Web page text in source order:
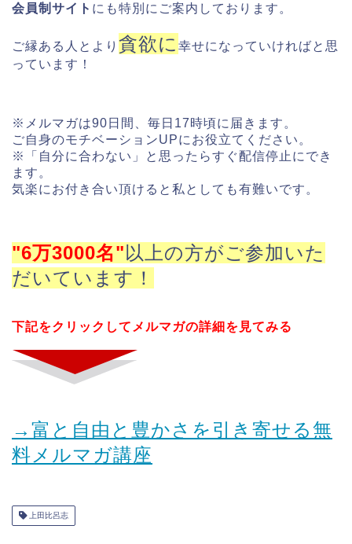
会員制サイト にも特別にご案内しております。
ご縁ある人とより 貪欲に 幸せになっていければと思
っています！
※メルマガは90日間、毎日17時頃に届きます。
ご自身のモチベーションUPにお役立てください。
※「自分に合わない」と思ったらすぐ配信停止にでき
ます。
気楽にお付き合い頂けると私としても有難いです。
"6万3000名" 以上の方がご参加いた
だいています！
下記をクリックしてメルマガの詳細を見てみる
→富と自由と豊かさを引き寄せる無
料メルマガ講座
上田比呂志